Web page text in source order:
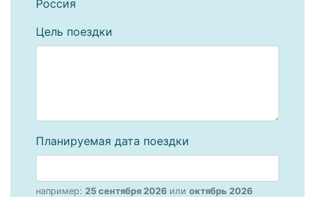
Россия
Цель поездки
Планируемая дата поездки
например: 25 сентября 2026 или октябрь 2026